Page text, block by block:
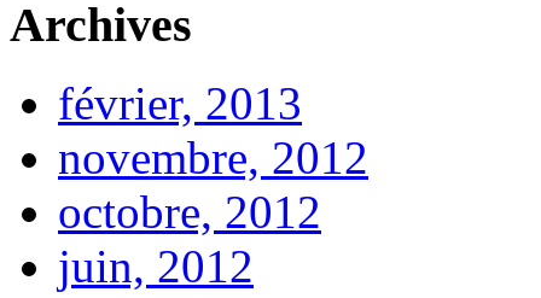
Archives
février, 2013
novembre, 2012
octobre, 2012
juin, 2012